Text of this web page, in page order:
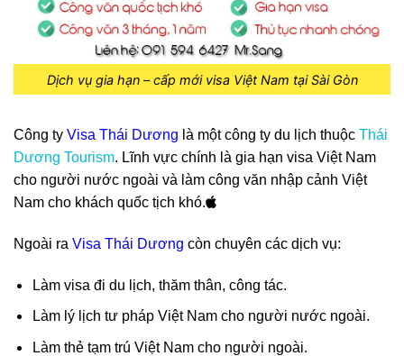
Dịch vụ gia hạn – cấp mới visa Việt Nam tại Sài Gòn
Công ty Visa Thái Dương là một công ty du lịch thuộc Thái
Dương Tourism. Lĩnh vực chính là gia hạn visa Việt Nam
cho người nước ngoài và làm công văn nhập cảnh Việt
Nam cho khách quốc tịch khó.
Ngoài ra Visa Thái Dương còn chuyên các dịch vụ:
Làm visa đi du lịch, thăm thân, công tác.
Làm lý lịch tư pháp Việt Nam cho người nước ngoài.
Làm thẻ tạm trú Việt Nam cho người ngoài.